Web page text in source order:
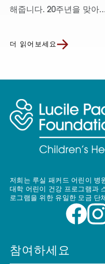
해줍니다. 20주년을 맞아
더 읽어보세요
저희는 루실 패커드 어린이 병
대학 어린이 건강 프로그램과
로그램을 위한 유일한 모금 단
참여하세요